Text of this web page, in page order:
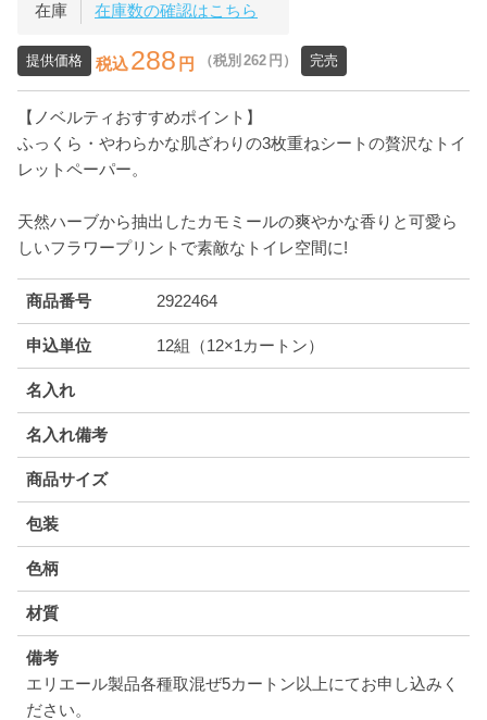
在庫 在庫数の確認はこちら
提供価格 税込288 円 （税別 262 円） 完売
【ノベルティおすすめポイント】
ふっくら・やわらかな肌ざわりの3枚重ねシートの贅沢なトイ
レットペーパー。
天然ハーブから抽出したカモミールの爽やかな香りと可愛ら
しいフラワープリントで素敵なトイレ空間に!
商品番号 2922464
申込単位 12組（12×1カートン）
名入れ
名入れ備考
商品サイズ
包装
色柄
材質
備考
エリエール製品各種取混ぜ5カートン以上にてお申し込みく
ださい。